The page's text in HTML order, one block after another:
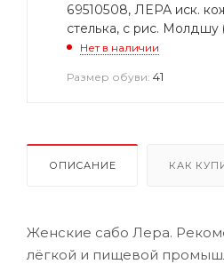
69510508, ЛЕРА иск.
стелька, с рис. Молдшу
Нет в наличии
Размер обуви: 41
ОПИСАНИЕ КАК
Женские сабо Лера.
лёгкой и пищевой